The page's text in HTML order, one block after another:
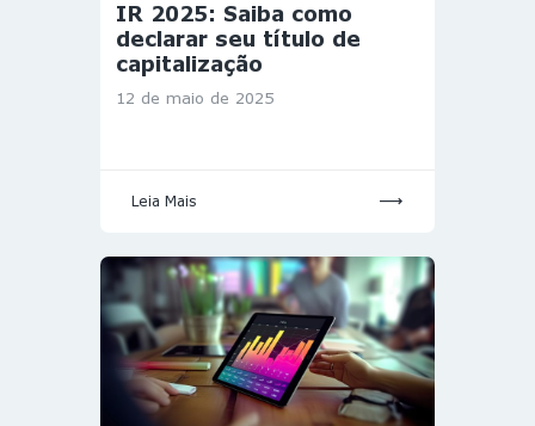
IR 2025: Saiba como
declarar seu título de
capitalização
12 de maio de 2025
Leia Mais